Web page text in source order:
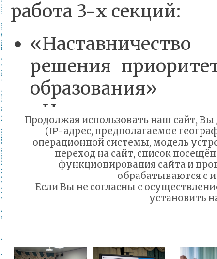
работа 3-х секций:
решения
образования»
«Новое
в
процессе»
«Организация
с обучающимися с
Продолжая использовать наш сайт, Вы
(IP-адрес, предполагаемое
операционной системы, модель
переход на сайт, список
функционирования сайта и
обрабатываются с
Если Вы не согласны с
установить